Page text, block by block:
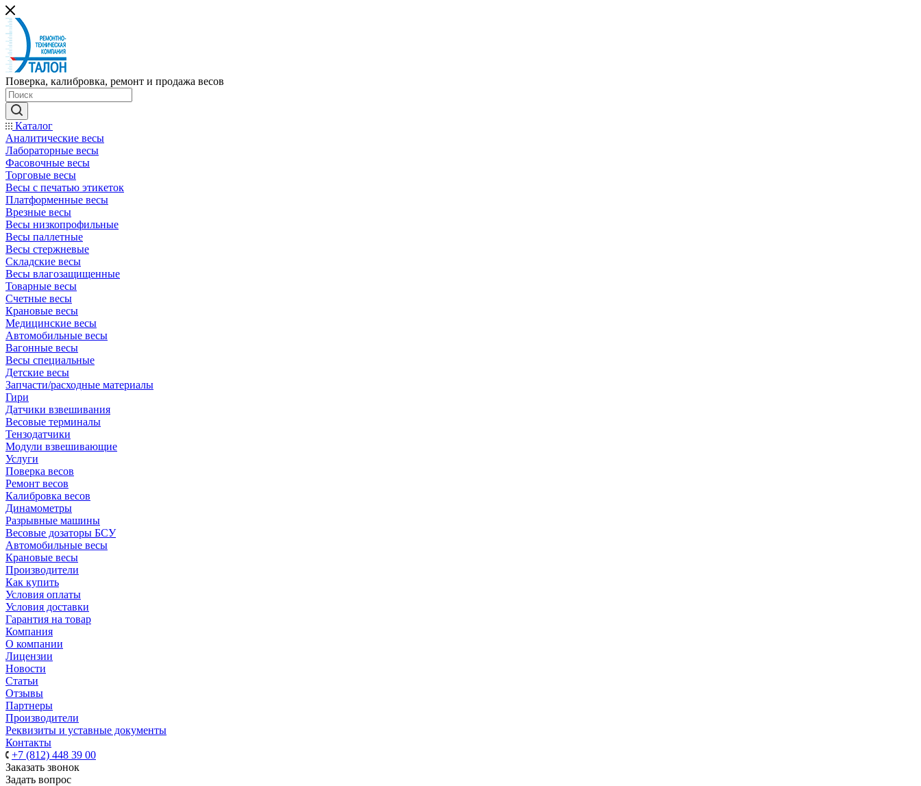
Поверка, калибровка, ремонт и продажа весов
Каталог
Аналитические весы
Лабораторные весы
Фасовочные весы
Торговые весы
Весы с печатью этикеток
Платформенные весы
Врезные весы
Весы низкопрофильные
Весы паллетные
Весы стержневые
Складские весы
Весы влагозащищенные
Товарные весы
Счетные весы
Крановые весы
Медицинские весы
Автомобильные весы
Вагонные весы
Весы специальные
Детские весы
Запчасти/расходные материалы
Гири
Датчики взвешивания
Весовые терминалы
Тензодатчики
Модули взвешивающие
Услуги
Поверка весов
Ремонт весов
Калибровка весов
Динамометры
Разрывные машины
Весовые дозаторы БСУ
Автомобильные весы
Крановые весы
Производители
Как купить
Условия оплаты
Условия доставки
Гарантия на товар
Компания
О компании
Лицензии
Новости
Статьи
Отзывы
Партнеры
Производители
Реквизиты и уставные документы
Контакты
+7 (812) 448 39 00
Заказать звонок
Задать вопрос